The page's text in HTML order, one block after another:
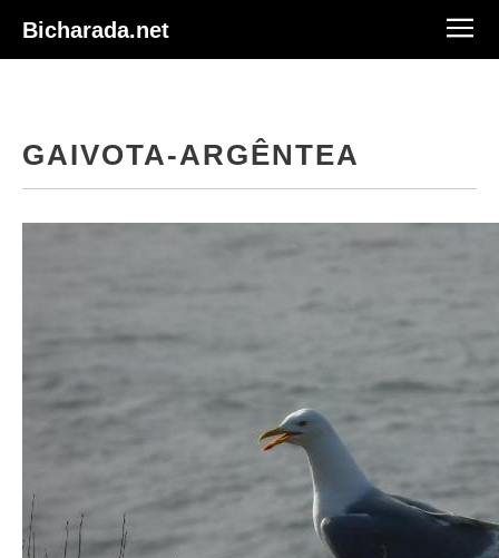
Bicharada.net
GAIVOTA-ARGÊNTEA